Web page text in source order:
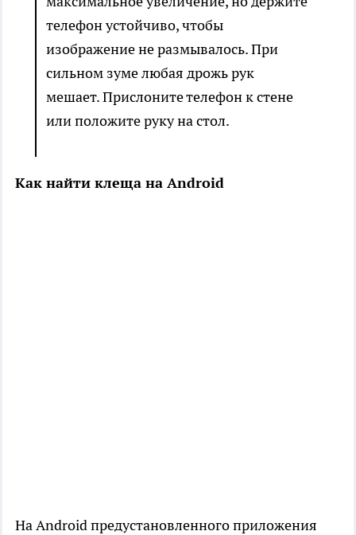
телефон устойчиво, чтобы
изображение не размывалось. При
сильном зуме любая дрожь рук
мешает. Прислоните телефон к стене
или положите руку на стол.
Как найти клеща на Android
На Android предустановленного приложения